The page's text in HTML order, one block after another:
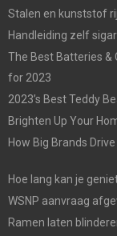
Stalen en kunststof
Handleiding zelf
The Best Batteries &
for 2023
2023’s Best Teddy
Brighten Up Your
How Big Brands
Hoe lang kan je
WSNP aanvraag
Ramen laten